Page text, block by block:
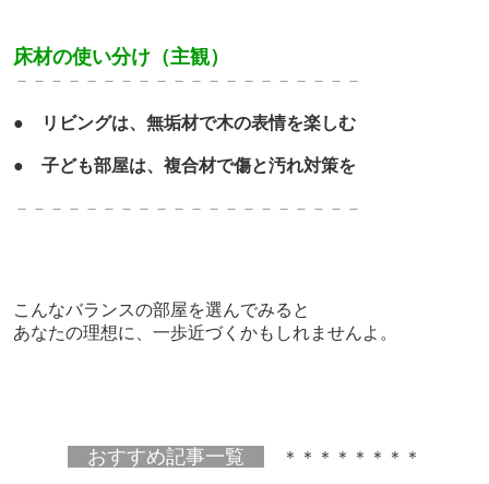
床材の使い分け（主観）
－－－－－－－－－－－－－ －－－－－－－
● リビングは、無垢材で木の表情を楽しむ
● 子ども部屋は、 複合材で傷と汚れ対策を
－－－－－－－－－－－－－ －－－－－－－
こんなバランスの部屋を選んでみると
あなたの理想に、一歩近づくかもしれませんよ。
おすすめ記事一覧 ＊＊＊＊＊＊＊＊